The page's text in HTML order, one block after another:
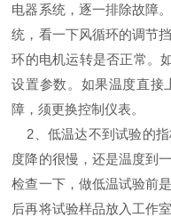
电器系统，逐一排除故障
统，看一下风循环的调节
环的电机运转是否正常。
设置参数。如果温度直接
障，须更换控制仪表。
2、 低温达不到试验的
度降的很慢，还是温度到
检查一下，做低温试验前
后再将试验样品放入工作